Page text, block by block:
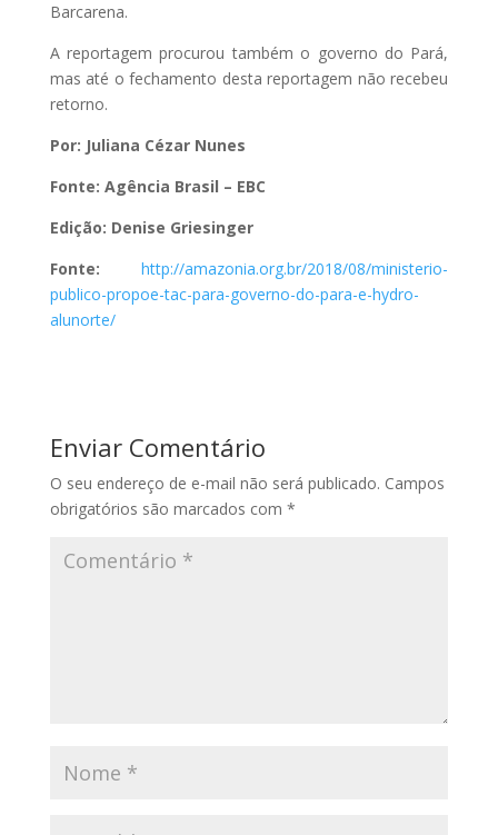
Barcarena.
A reportagem procurou também o governo do Pará,
mas até o fechamento desta reportagem não recebeu
retorno.
Por: Juliana Cézar Nunes
Fonte: Agência Brasil – EBC
Edição: Denise Griesinger
Fonte:http://amazonia.org.br/2018/08/ministerio-
publico-propoe-tac-para-governo-do-para-e-hydro-
alunorte/
Enviar Comentário
O seu endereço de e-mail não será publicado. Campos
obrigatórios são marcados com *